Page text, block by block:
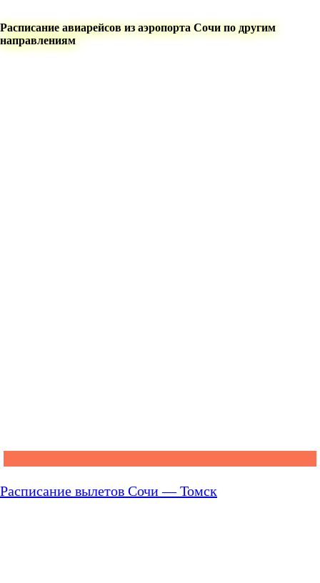
Расписание авиарейсов из аэропорта Сочи по другим
направлениям
Расписание вылетов Сочи — Томск